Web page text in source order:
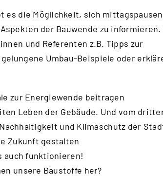
es die Möglichkeit, sich
der Bauwende zu
und Referenten z.B. Tipps zur
Umbau-Beispiele oder
zur Energiewende beitragen
Leben der Gebäude. Und vom
und Klimaschutz der
Zukunft gestalten
auch funktionieren!
unsere Baustoffe her?